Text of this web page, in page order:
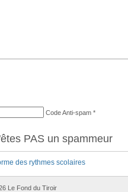
Code Anti-spam *
PAS un spammeur
des rythmes scolaires
Le Fond du Tiroir